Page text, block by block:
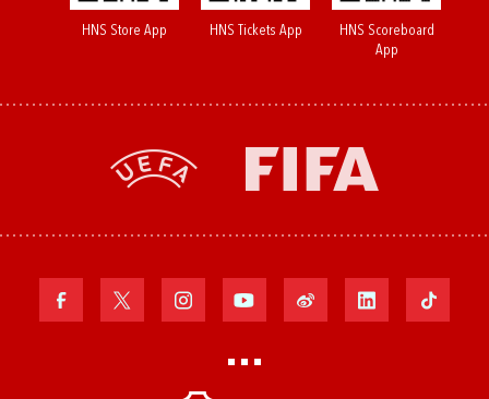
HNS Store App HNS Tickets App
HNS Scoreboard
App